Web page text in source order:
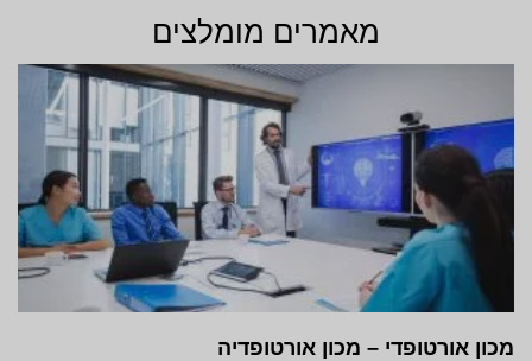
מאמרים מומלצים
מכון אורטופדי – מכון אורטופדיה